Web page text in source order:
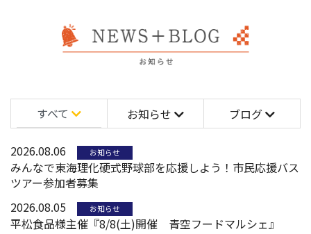
すべて お知らせ ブログ
2026.08.06 お知らせ
みんなで東海理化硬式野球部を応援しよう！市民応援バス
ツアー参加者募集
2026.08.05
お知らせ
平松食品様主催『8/8(土)開催 青空フードマルシェ』